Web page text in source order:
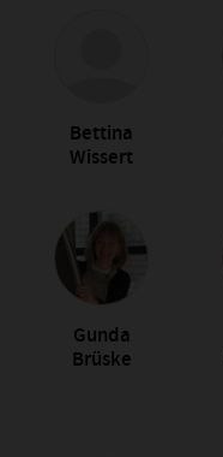
Bettina
Wissert
Gunda
Brüske